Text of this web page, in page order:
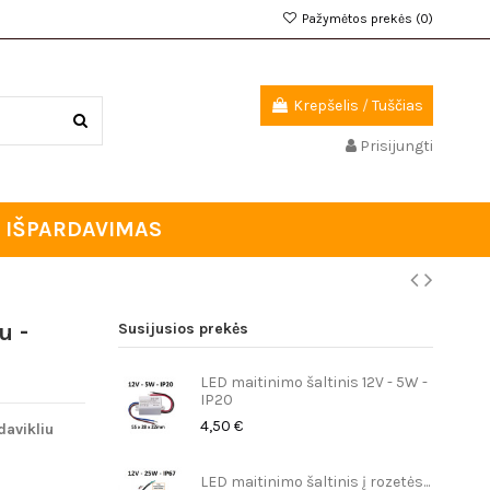
Pažymėtos prekės (0)
Krepšelis /Tuščias
Prisijungti
IŠPARDAVIMAS
-
Susijusios prekės
LED maitinimo šaltinis 12V - 5W -
IP20
4,50 €
LED maitinimo šaltinis į rozetės...